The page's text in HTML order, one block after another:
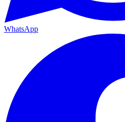
WhatsApp